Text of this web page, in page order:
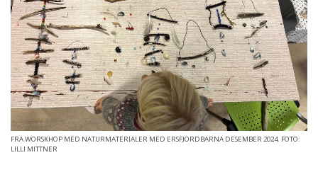
FRA WORSKHOP MED NATURMATERIALER MED ERSFJORDBARNA DESEMBER 2024. FOTO:
LILLI MITTNER